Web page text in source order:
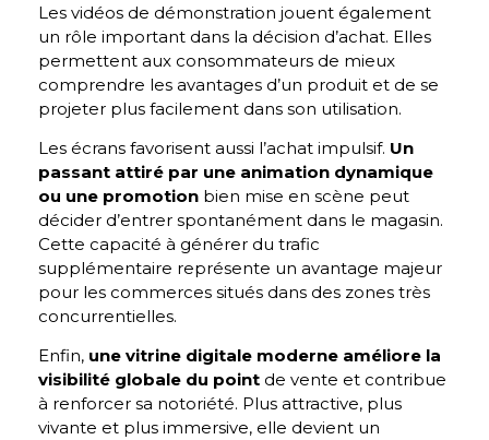
Les vidéos de démonstration jouent également
un rôle important dans la décision d’achat. Elles
permettent aux consommateurs de mieux
comprendre les avantages d’un produit et de se
projeter plus facilement dans son utilisation.
Les écrans favorisent aussi l’achat impulsif. Un
passant attiré par une animation dynamique
ou une promotion bien mise en scène peut
décider d’entrer spontanément dans le magasin.
Cette capacité à générer du trafic
supplémentaire représente un avantage majeur
pour les commerces situés dans des zones très
concurrentielles.
Enfin, une vitrine digitale moderne améliore la
visibilité globale du point de vente et contribue
à renforcer sa notoriété. Plus attractive, plus
vivante et plus immersive, elle devient un